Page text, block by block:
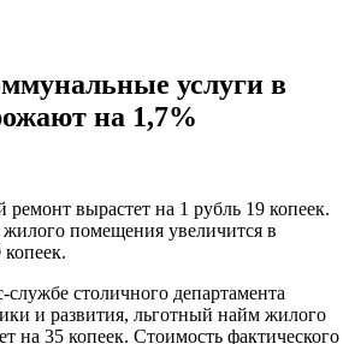
услуги в
на 1,7%
вырастет на 1 рубль 19 копеек.
помещения увеличится в
столичного департамента
и развития, льготный найм жилого
на 35 копеек. Стоимость фактического